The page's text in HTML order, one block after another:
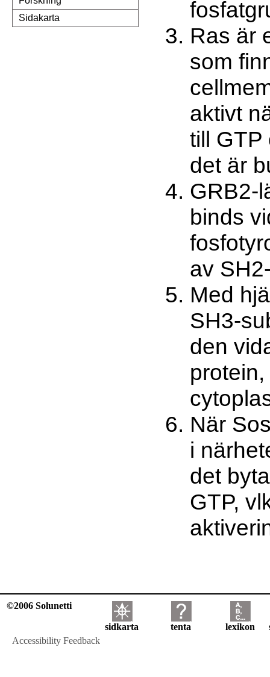
Sidakarta
Ras är
som
aktivt
till GTP
det är
GRB2-
binds
av
Med
SH3-
den
När
i
det
GTP,
©2006 Solunetti
sidkarta tenta lexikon
Accessibility Feedback